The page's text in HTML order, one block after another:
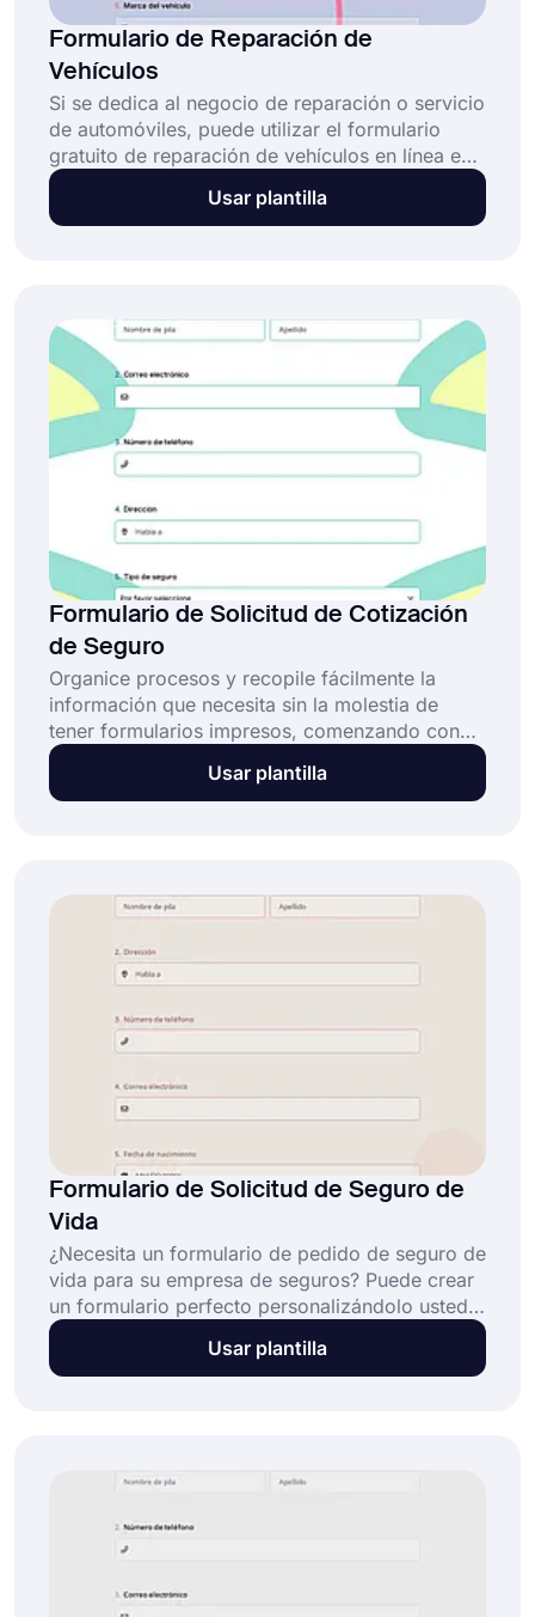
Formulario de Reparación de
Vehículos
Si se dedica al negocio de reparación o servicio
de automóviles, puede utilizar el formulario
gratuito de reparación de vehículos en línea en
forms.app. Puede insertarlo en su sitio web
para gestionar los pedidos en línea de sus
Usar plantilla
Formulario de Solicitud de Cotización
de Seguro
Organice procesos y recopile fácilmente la
información que necesita sin la molestia de
tener formularios impresos, comenzando con
una plantilla de formulario personalizable. Todo
lo que tienes que hacer es crear un formulario
información eligiendo esta plantilla de
formulario de seguro gratuita hoy mismo!
Usar plantilla
Formulario de Solicitud de Seguro de
Vida
¿Necesita un formulario de pedido de seguro de
vida para su empresa de seguros? Puede crear
un formulario perfecto personalizándolo usted
mismo. Y lo más importante es que es gratuito
para usar y compartir. ¡Comience a crear su
Usar plantilla